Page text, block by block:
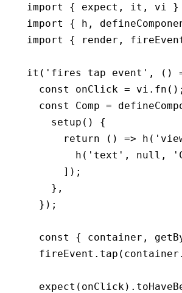
import { expect , it , vi }
import
{ h ,
import
{ render ,
it ( 'fires tap event' , ()
  const
onClick = vi .fn ();
  const
Comp =
    setup
() {
      return
() => h (
        h
( 'text' , null ,
      ]);
    }
,
  });
  const
{ container ,
  fireEvent
.tap ( container
  expect
(onClick)